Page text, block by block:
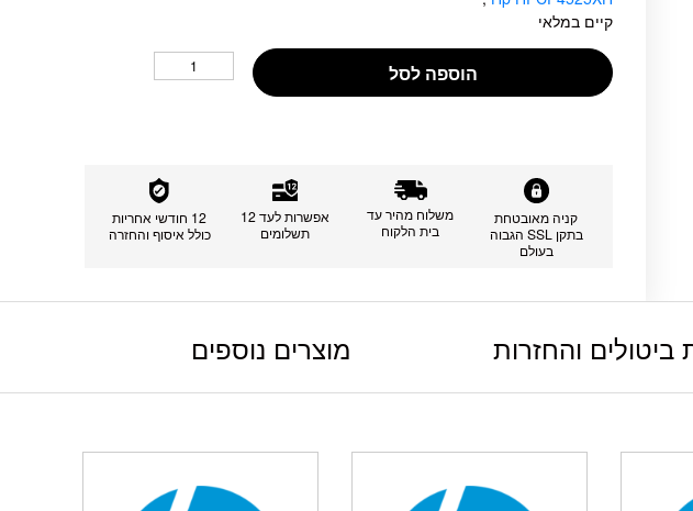
קיים במלאי
הוספה לסל
קניה מאובטחת
בתקן SSL הגבוה
בעולם
משלוח מהיר עד
בית הלקוח
אפשרות לעד 12
תשלומים
12 חודשי אחריות
כולל איסוף והחזרה
ביטולים והחזרות מוצרים נוספים